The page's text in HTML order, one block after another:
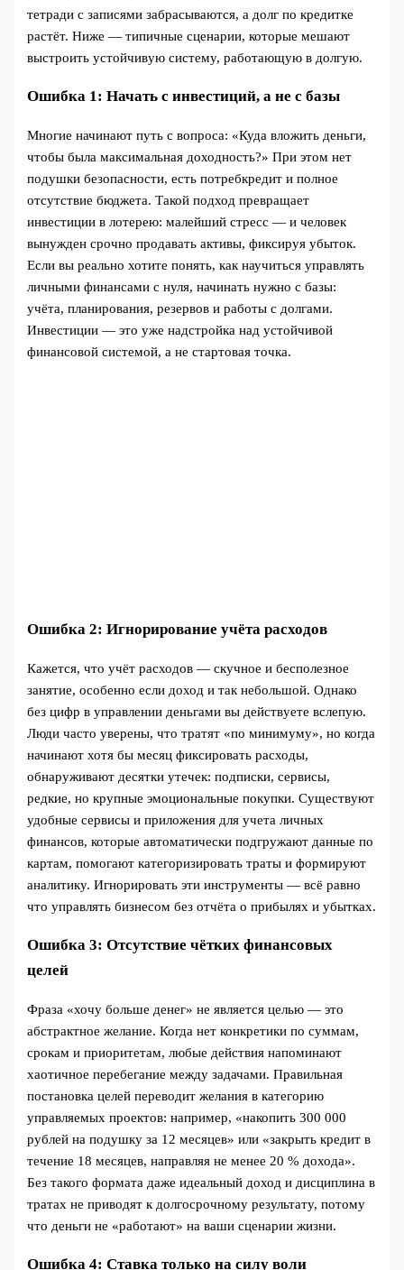
тетради с записями забрасываются, а долг по кредитке
растёт. Ниже — типичные сценарии, которые мешают
выстроить устойчивую систему, работающую в долгую.
Ошибка 1: Начать с инвестиций, а не с базы
Многие начинают путь с вопроса: «Куда вложить деньги,
чтобы была максимальная доходность?» При этом нет
подушки безопасности, есть потребкредит и полное
отсутствие бюджета. Такой подход превращает
инвестиции в лотерею: малейший стресс — и человек
вынужден срочно продавать активы, фиксируя убыток.
Если вы реально хотите понять, как научиться управлять
личными финансами с нуля, начинать нужно с базы:
учёта, планирования, резервов и работы с долгами.
Инвестиции — это уже надстройка над устойчивой
финансовой системой, а не стартовая точка.
Ошибка 2: Игнорирование учёта расходов
Кажется, что учёт расходов — скучное и бесполезное
занятие, особенно если доход и так небольшой. Однако
без цифр в управлении деньгами вы действуете вслепую.
Люди часто уверены, что тратят «по минимуму», но когда
начинают хотя бы месяц фиксировать расходы,
обнаруживают десятки утечек: подписки, сервисы,
редкие, но крупные эмоциональные покупки. Существуют
удобные сервисы и приложения для учета личных
финансов, которые автоматически подгружают данные по
картам, помогают категоризировать траты и формируют
аналитику. Игнорировать эти инструменты — всё равно
что управлять бизнесом без отчёта о прибылях и убытках.
Ошибка 3: Отсутствие чётких финансовых
целей
Фраза «хочу больше денег» не является целью — это
абстрактное желание. Когда нет конкретики по суммам,
срокам и приоритетам, любые действия напоминают
хаотичное перебегание между задачами. Правильная
постановка целей переводит желания в категорию
управляемых проектов: например, «накопить 300 000
рублей на подушку за 12 месяцев» или «закрыть кредит в
течение 18 месяцев, направляя не менее 20 % дохода».
Без такого формата даже идеальный доход и дисциплина в
тратах не приводят к долгосрочному результату, потому
что деньги не «работают» на ваши сценарии жизни.
Ошибка 4: Ставка только на силу воли